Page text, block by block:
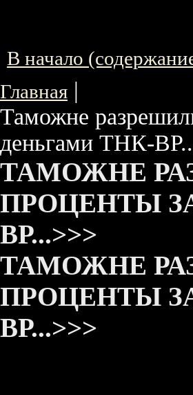
В начало
Главная |
Таможне
деньгами ТНК-
ТАМОЖНЕ
ПРОЦЕНТЫ
ВР...>>>
ТАМОЖНЕ
ПРОЦЕНТЫ
ВР...>>>